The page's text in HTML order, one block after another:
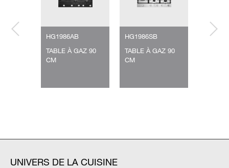
HG1986AB
TABLE À GAZ 90
CM
HG1986SB
TABLE À GAZ 90
CM
UNIVERS DE LA CUISINE